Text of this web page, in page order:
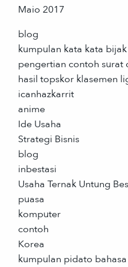
Maio 2017
blog
kumpulan kata kata
pengertian contoh surat
hasil topskor klasemen
icanhazkarrit
anime
Ide Usaha
Strategi Bisnis
blog
inbestasi
Usaha Ternak Untung
puasa
komputer
contoh
Korea
kumpulan pidato